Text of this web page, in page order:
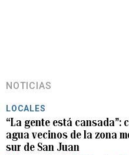
NOTICIAS
LOCALES
“La gente está cansada”:
agua vecinos de la zona
sur de San Juan